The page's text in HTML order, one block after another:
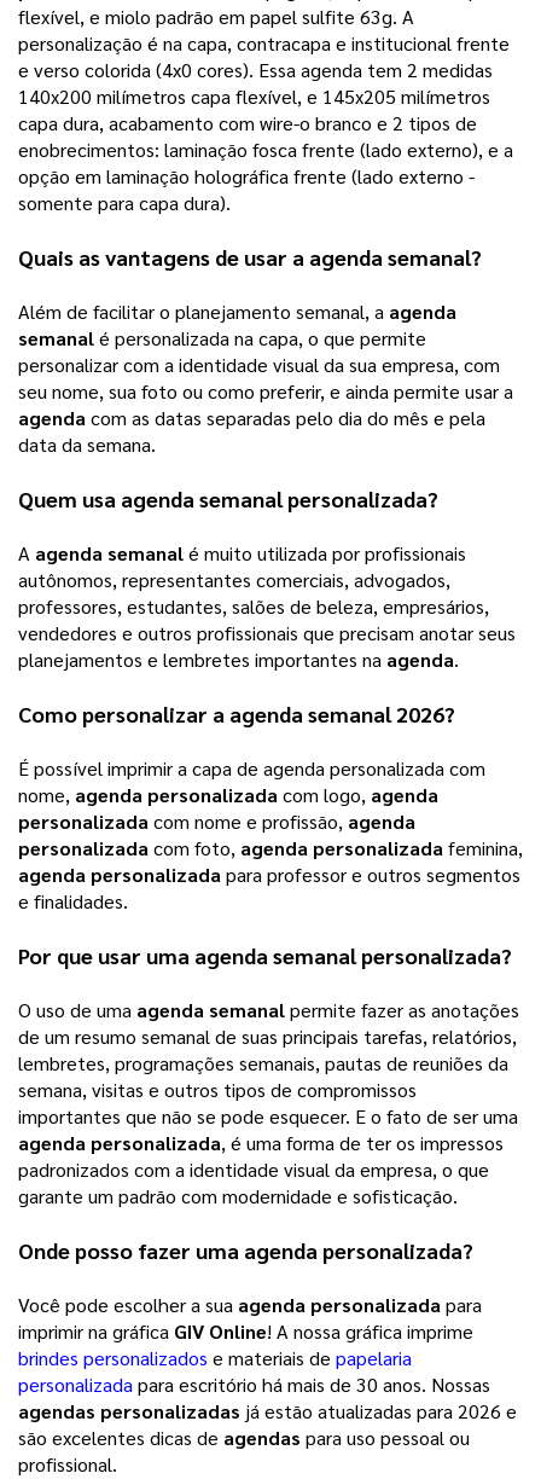
flexível, e miolo padrão em papel sulfite 63g. A
personalização é na capa, contracapa e institucional frente
e verso colorida (4x0 cores). Essa agenda tem 2 medidas
140x200 milímetros capa flexível, e 145x205 milímetros
capa dura, acabamento com wire-o branco e 2 tipos de
enobrecimentos: laminação fosca frente (lado externo), e a
opção em laminação holográfica frente (lado externo -
somente para capa dura).
Quais as vantagens de usar a agenda semanal?
Além de facilitar o planejamento semanal, a agenda
semanal é personalizada na capa, o que permite
personalizar com a identidade visual da sua empresa, com
agenda com as datas separadas pelo dia do mês e pela
data da semana.
Quem usa agenda semanal personalizada?
A agenda semanal é muito utilizada por profissionais
autônomos, representantes comerciais, advogados,
professores, estudantes, salões de beleza, empresários,
vendedores e outros profissionais que precisam anotar seus
planejamentos e lembretes importantes na agenda.
Como personalizar a agenda semanal 2026?
É possível imprimir a capa de agenda personalizada com
nome, agenda personalizada com logo, agenda
personalizada com nome e profissão, agenda
personalizada com foto, agenda personalizada
agenda personalizada para professor e outros segmentos
e finalidades.
Por que usar uma agenda semanal personalizada?
O uso de uma agenda semanal permite fazer as anotações
de um resumo semanal de suas principais tarefas, relatórios,
lembretes, programações semanais, pautas de reuniões da
semana, visitas e outros tipos de compromissos
agenda personalizada, é uma forma de ter os impressos
padronizados com a identidade visual da empresa, o que
garante um padrão com modernidade e sofisticação.
Onde posso fazer uma agenda personalizada?
Você pode escolher a sua agenda personalizada para
imprimir na gráfica GIV Online! A nossa gráfica imprime
brindes personalizados e materiais de papelaria
personalizada para escritório há mais de 30 anos. Nossas
agendas personalizadas já estão atualizadas para 2026 e
são excelentes dicas de agendas para uso pessoal ou
profissional.